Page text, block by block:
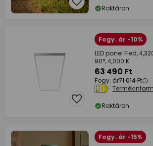
Raktáron
Fogy. ár -10%
LED panel Fled,
90°, 4,000 K
63 490 Ft
Fogy. ár71 014 Ft
Raktáron
Fogy. ár -15%